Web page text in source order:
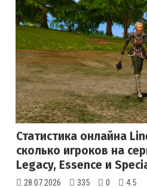
Статистика онлайна
сколько игроков на
Legacy, Essence и
28.07.2026 335 0 4.5